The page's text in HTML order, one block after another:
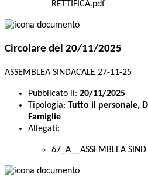
RETTIFICA.pdf
Circolare del 20/11/2025
ASSEMBLEA SINDACALE 27-11-25
Pubblicato il: 20/11/2025
Tipologia: Tutto il personale,
Famiglie
Allegati:
67_A__ASSEMBLEA